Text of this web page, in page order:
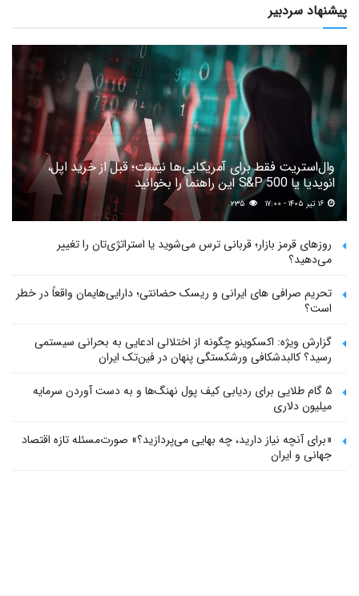
پیشنهاد سردبیر
وال‌استریت فقط برای آمریکایی‌ها نیست؛ قبل از خرید اپل،
انویدیا یا S&P 500 این راهنما را بخوانید
۲۳۵
روزهای قرمز بازار؛ قربانی ترس می‌شوید یا استراتژی‌تان را تغییر
می‌دهید؟
تحریم صرافی های ایرانی و ریسک حضانتی؛ دارایی‌هایمان واقعاً در خطر
است؟
گزارش ویژه: اکسکوینو چگونه از اختلالی ادعایی به بحرانی سیستمی
رسید؟ کالبدشکافی ورشکستگی پنهان در فین‌تک ایران
۵ گام طلایی برای ردیابی کیف پول‌ نهنگ‌ها و به دست آوردن سرمایه
میلیون دلاری
«برای آنچه نیاز دارید، چه بهایی می‌پردازید؟» صورت‌مسئله تازه اقتصاد
جهانی و ایران